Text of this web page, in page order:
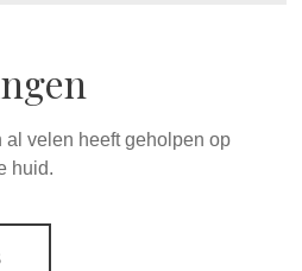
velen heeft geholpen op
huid.